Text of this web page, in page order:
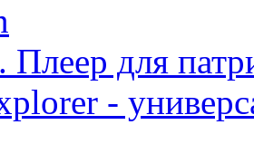
для
-